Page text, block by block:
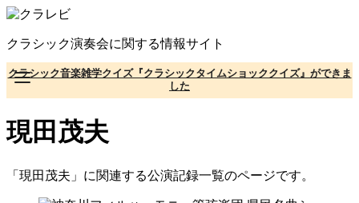
コ
テ
ン
ツ
へ
動
クラシック演奏会に関する情報サイト
クラシック音楽雑学クイズ『クラシックタイムショッククイズ』ができま
した
現田茂夫
「現田茂夫」に関連する公演記録一覧のページです。